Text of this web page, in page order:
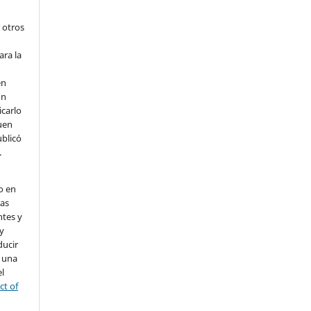
otros
la
en
y
of